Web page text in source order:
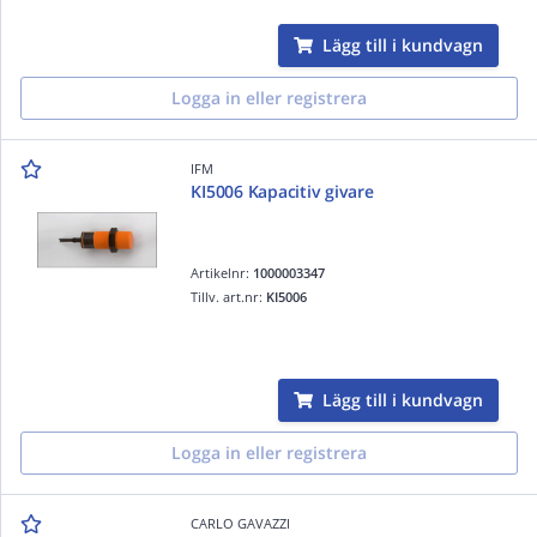
Lägg till i kundvagn
Logga in eller registrera
IFM
KI5006 Kapacitiv givare
Artikelnr: 1000003347
Tillv. art.nr: KI5006
Lägg till i kundvagn
Logga in eller registrera
CARLO GAVAZZI